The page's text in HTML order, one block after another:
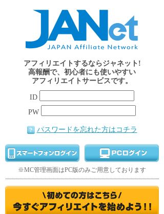
アフィリエイトするならジャネット!
高報酬で、初心者にも使いやすい
アフィリエイトサービスです。
ID
PW
パスワードを忘れた方はコチラ
※MC管理画面はPC版のみご用意しております